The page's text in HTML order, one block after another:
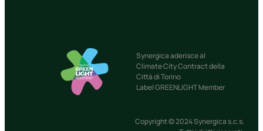
Synergica aderisce al
Climate City Contract della
Città di Torino
Label GREENLIGHT Member
Copyright © 2024 Synergica s.c.s.